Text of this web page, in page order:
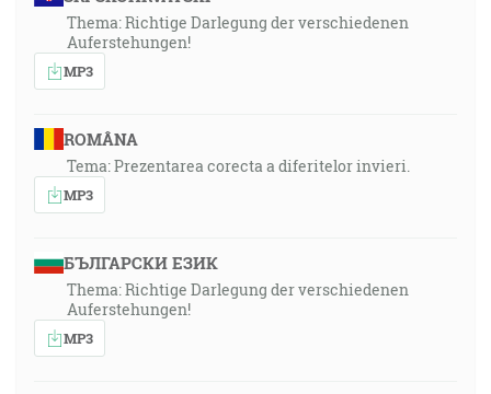
Thema: Richtige Darlegung der verschiedenen
Auferstehungen!
MP3
ROMÂNA
Tema: Prezentarea corecta a diferitelor invieri.
MP3
БЪЛГАРСКИ ЕЗИК
Thema: Richtige Darlegung der verschiedenen
Auferstehungen!
MP3